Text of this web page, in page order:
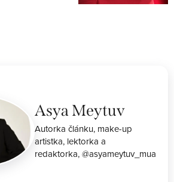
Asya Meytuv
Autorka článku, make-up
artistka, lektorka a
redaktorka, @asyameytuv_mua